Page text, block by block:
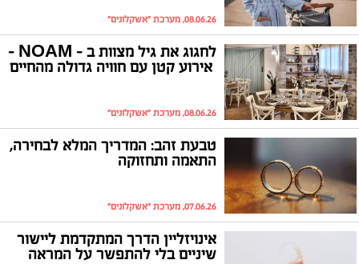
08.06.26, מערכת "אשקלונים"
לחגוג את גיל מצוות ב - NOAM –
אירוע קטן עם חוויה גדולה מהחיים
08.06.26, מערכת "אשקלונים"
טבעת זהב: המדריך המלא לבחירה,
התאמה ותחזוקה
07.06.26, מערכת "אשקלונים"
אינויזליין הדרך המתקדמת ליישור
שיניים בלי להתפשר על המראה